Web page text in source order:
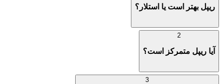
ریپل بهتر است یا استلار؟
آیا ریپل متمرکز است؟